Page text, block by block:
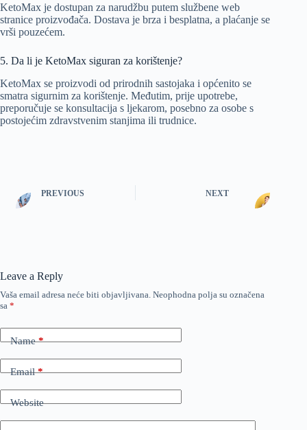
KetoMax je dostupan za narudžbu putem službene web
stranice proizvođača. Dostava je brza i besplatna, a plaćanje se
vrši pouzećem.
5. Da li je KetoMax siguran za korištenje?
KetoMax se proizvodi od prirodnih sastojaka i općenito se
smatra sigurnim za korištenje. Međutim, prije upotrebe,
preporučuje se konsultacija s ljekarom, posebno za osobe s
postojećim zdravstvenim stanjima ili trudnice​.
PREVIOUS NEXT
Leave a Reply
Vaša email adresa neće biti objavljivana. Neophodna polja su označena
sa *
Name*
Email*
Website